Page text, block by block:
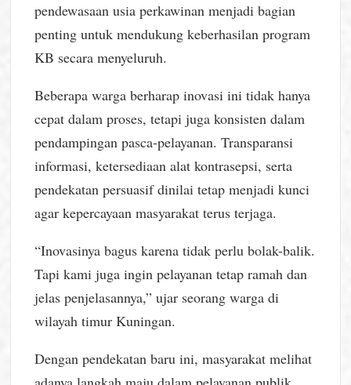
pendewasaan usia perkawinan menjadi bagian
penting untuk mendukung keberhasilan program
KB secara menyeluruh.
Beberapa warga berharap inovasi ini tidak hanya
cepat dalam proses, tetapi juga konsisten dalam
pendampingan pasca-pelayanan. Transparansi
informasi, ketersediaan alat kontrasepsi, serta
pendekatan persuasif dinilai tetap menjadi kunci
agar kepercayaan masyarakat terus terjaga.
“Inovasinya bagus karena tidak perlu bolak-balik.
Tapi kami juga ingin pelayanan tetap ramah dan
jelas penjelasannya,” ujar seorang warga di
wilayah timur Kuningan.
Dengan pendekatan baru ini, masyarakat melihat